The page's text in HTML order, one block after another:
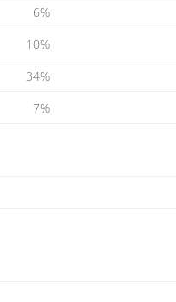
6%
10%
34%
7%